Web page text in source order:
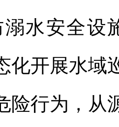
溺水安全设
化开展水域
险行为，从